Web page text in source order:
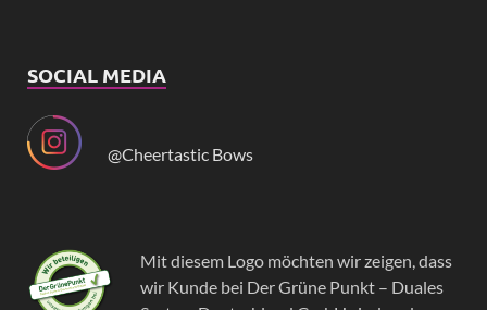
SOCIAL MEDIA
@Cheertastic Bows
Mit diesem Logo möchten wir zeigen, dass
wir Kunde bei Der Grüne Punkt – Duales